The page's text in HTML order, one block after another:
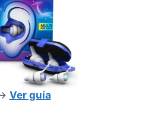
Ver guía